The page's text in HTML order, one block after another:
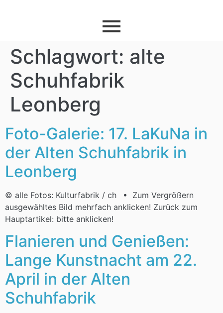
Schlagwort: alte
Schuhfabrik
Leonberg
Foto-Galerie: 17. LaKuNa in
der Alten Schuhfabrik in
Leonberg
© alle Fotos: Kulturfabrik / ch • Zum Vergrößern
ausgewähltes Bild mehrfach anklicken! Zurück zum
Hauptartikel: bitte anklicken!
Flanieren und Genießen:
Lange Kunstnacht am 22.
April in der Alten
Schuhfabrik